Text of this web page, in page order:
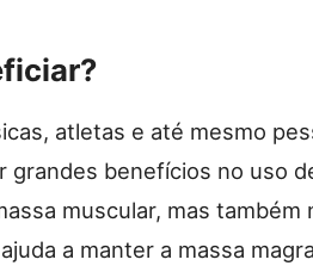
atletas e até mesmo
grandes benefícios no uso
muscular, mas também
a manter a massa